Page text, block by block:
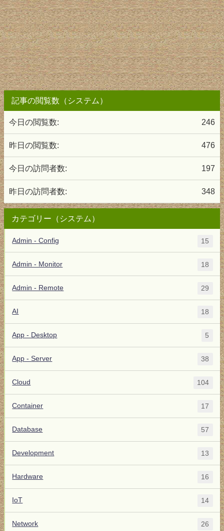
記事の閲覧数（システム）
246
今日の閲覧数:
476
昨日の閲覧数:
197
今日の訪問者数:
348
昨日の訪問者数:
カテゴリー（システム）
Admin - Config 15
Admin - Monitor 18
Admin - Remote 29
AI 18
App - Desktop 5
App - Server 38
Cloud 104
Container 17
Database 57
Development 13
Hardware 16
IoT 14
Network 26